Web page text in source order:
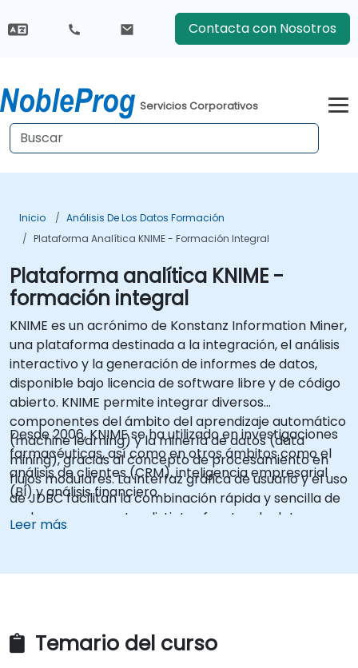
Contacta con Nosotros
Servicios Corporativos
Inicio
Análisis De Los Datos Formación
Plataforma Analítica KNIME - Formación Integral
Plataforma analítica KNIME -
formación integral
KNIME es un acrónimo de Konstanz Information Miner,
una plataforma destinada a la integración, el análisis
interactivo y la generación de informes de datos,
disponible bajo licencia de software libre y de código
abierto. KNIME permite integrar diversos
componentes del ámbito del aprendizaje automático
(machine learning) y la minería de datos (data
mining), gracias al concepto de procesamiento en
flujos modulares. La interfaz gráfica de usuario y el uso
de JDBC facilitan la combinación rápida y sencilla de
nodos para conectar distintas fuentes de datos,
datos, sin necesidad (o con un grado mínimo) de
SAS.
Desde 2006, KNIME se ha utilizado en investigaciones
farmacéuticas, así como en otros ámbitos como el
análisis de clientes (CRM), inteligencia empresarial
(BI) y análisis financiero.
Leer más
Temario del curso